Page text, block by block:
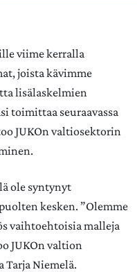
viime kerralla
joista kävimme
lisälaskelmien
toimittaa seuraavassa
JUKOn valtiosektorin
ole syntynyt
kesken. ”Olemme
vaihtoehtoisia malleja
JUKOn valtion
Niemelä.